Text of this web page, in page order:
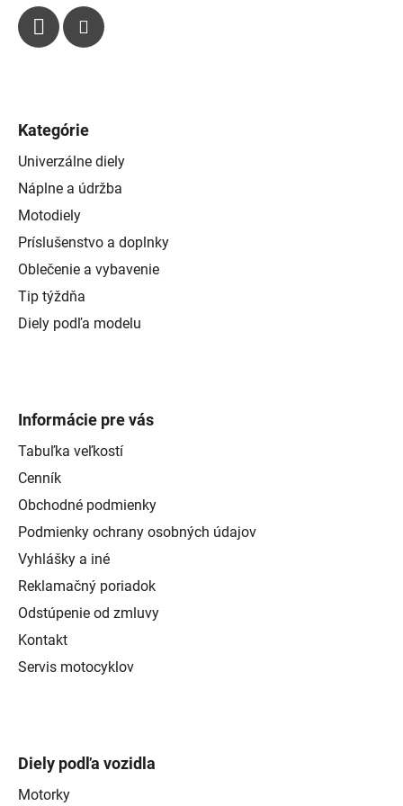
Kategórie
Univerzálne diely
Náplne a údržba
Motodiely
Príslušenstvo a doplnky
Oblečenie a vybavenie
Tip týždňa
Diely podľa modelu
Informácie pre vás
Tabuľka veľkostí
Cenník
Obchodné podmienky
Podmienky ochrany osobných údajov
Vyhlášky a iné
Reklamačný poriadok
Odstúpenie od zmluvy
Kontakt
Servis motocyklov
Diely podľa vozidla
Motorky